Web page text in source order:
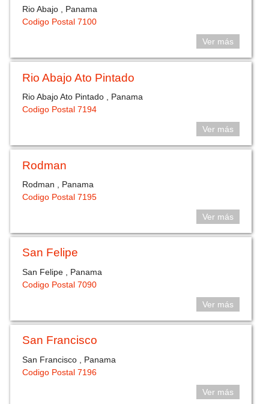
Rio Abajo , Panama
Codigo Postal 7100
Ver más
Rio Abajo Ato Pintado
Rio Abajo Ato Pintado , Panama
Codigo Postal 7194
Ver más
Rodman
Rodman , Panama
Codigo Postal 7195
Ver más
San Felipe
San Felipe , Panama
Codigo Postal 7090
Ver más
San Francisco
San Francisco , Panama
Codigo Postal 7196
Ver más